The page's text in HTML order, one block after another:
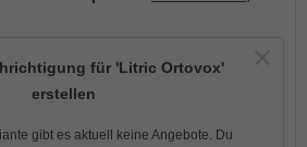
für 'Litric Ortovox'
erstellen
gibt es aktuell keine Angebote. Du